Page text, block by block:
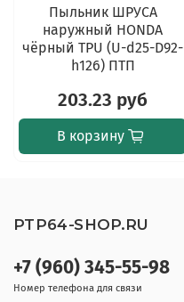
Пыльник ШРУСА
наружный HONDA
чёрный TPU (U-d25-D92-
h126) ПТП
203.23 руб
В корзину
+7 (960) 345-55-98
Номер телефона для связи
PTP64-SHOP.RU